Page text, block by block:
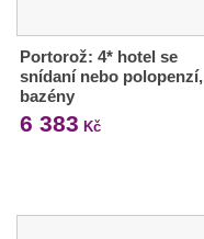
Portorož: 4* hotel se
snídaní nebo polopenzí,
bazény
6 383 Kč